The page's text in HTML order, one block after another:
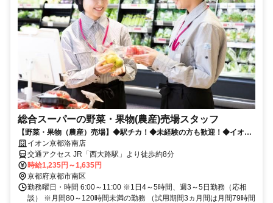
総合スーパーの野菜・果物(農産)売場スタッフ
【野菜・果物（農産）売場】◆駅チカ！◆未経験の方も歓迎！◆イオン
は買物割引制度など待遇充実♪
イオン京都洛南店
交通アクセス JR「西大路駅」より徒歩約8分
時給1,235円～1,635円
京都府京都市南区
勤務曜日・時間 6:00～11:00 ※1日4～5時間、週3～5日勤務（応相
談） ※月間80～120時間未満の勤務 （試用期間3ヵ月間は月間79時間